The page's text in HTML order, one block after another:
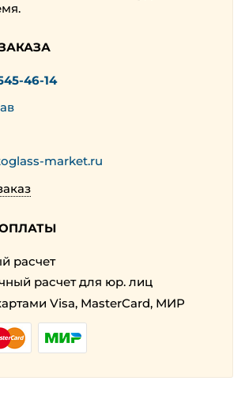
46-14
market.ru
расчет
расчет для юр. лиц
Visa, MasterCard, МИР